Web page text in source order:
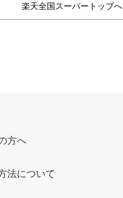
楽天全国スーパートップへ
方へ
法について